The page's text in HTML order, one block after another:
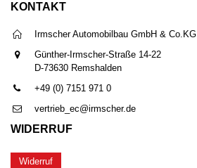
KONTAKT
Irmscher Automobilbau GmbH & Co.KG
Günther-Irmscher-Straße 14-22
D-73630 Remshalden
+49 (0) 7151 971 0
vertrieb_ec@irmscher.de
WIDERRUF
Widerruf